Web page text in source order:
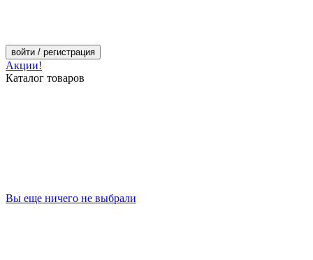
войти / регистрация
Акции!
Каталог товаров
Вы еще ничего не выбрали